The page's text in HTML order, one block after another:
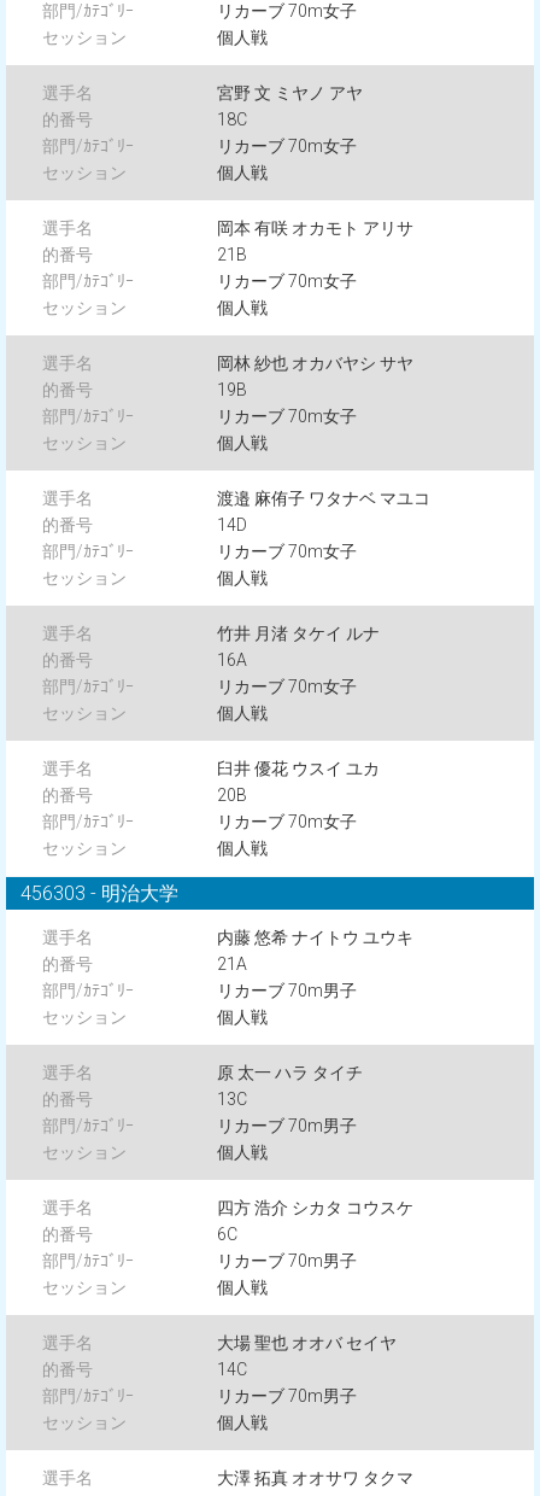
リカーブ 70m女子
個人戦
宮野 文 ミヤノ アヤ
18C
リカーブ 70m女子
個人戦
岡本 有咲 オカモト アリサ
21B
リカーブ 70m女子
個人戦
岡林 紗也 オカバヤシ サヤ
19B
リカーブ 70m女子
個人戦
渡邉 麻侑子 ワタナベ マユコ
14D
リカーブ 70m女子
個人戦
竹井 月渚 タケイ ルナ
16A
リカーブ 70m女子
個人戦
臼井 優花 ウスイ ユカ
20B
リカーブ 70m女子
個人戦
456303 - 明治大学
内藤 悠希 ナイトウ ユウキ
21A
リカーブ 70m男子
個人戦
原 太一 ハラ タイチ
13C
リカーブ 70m男子
個人戦
四方 浩介 シカタ コウスケ
6C
リカーブ 70m男子
個人戦
大場 聖也 オオバ セイヤ
14C
リカーブ 70m男子
個人戦
大澤 拓真 オオサワ タクマ